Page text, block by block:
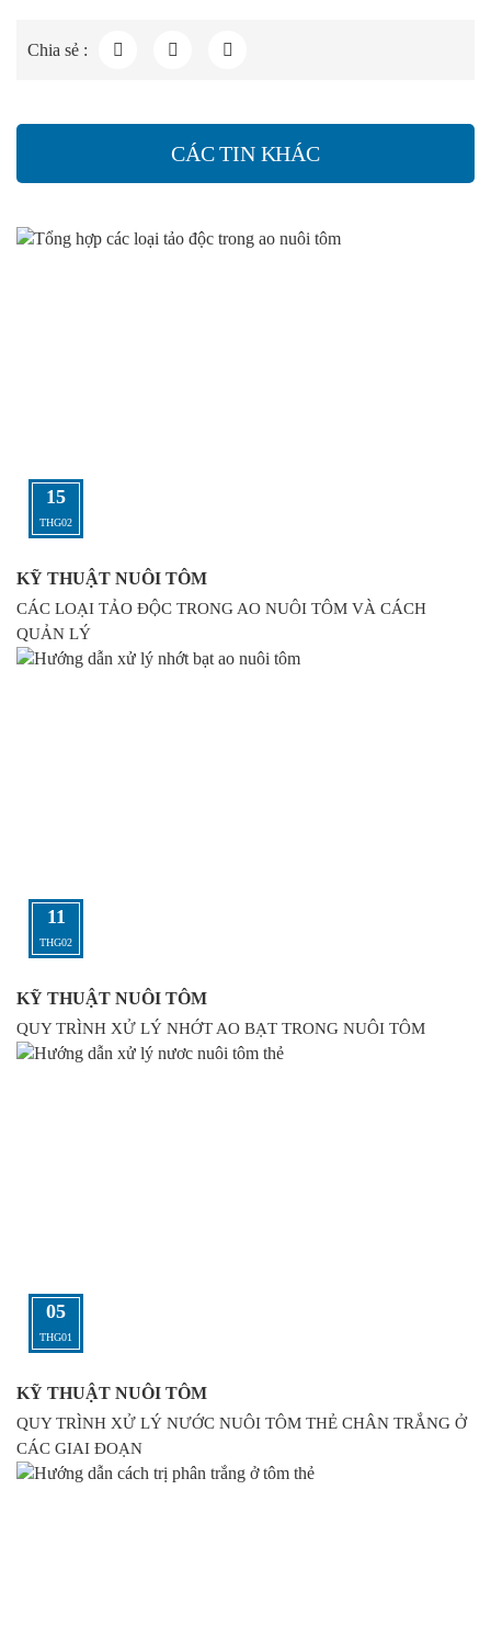
Chia sẻ :
CÁC TIN KHÁC
15
THG02
KỸ THUẬT NUÔI TÔM
CÁC LOẠI TẢO ĐỘC TRONG AO NUÔI TÔM VÀ CÁCH
QUẢN LÝ
11
THG02
KỸ THUẬT NUÔI TÔM
QUY TRÌNH XỬ LÝ NHỚT AO BẠT TRONG NUÔI TÔM
05
THG01
KỸ THUẬT NUÔI TÔM
QUY TRÌNH XỬ LÝ NƯỚC NUÔI TÔM THẺ CHÂN TRẮNG Ở
CÁC GIAI ĐOẠN